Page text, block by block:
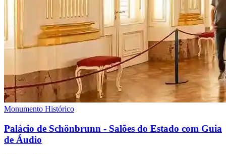
Monumento Histórico
Palácio de Schönbrunn - Salões do Estado com Guia
de Áudio